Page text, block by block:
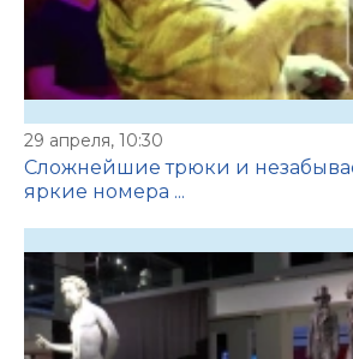
29 апреля, 10:30
Сложнейшие трюки и
яркие номера ...